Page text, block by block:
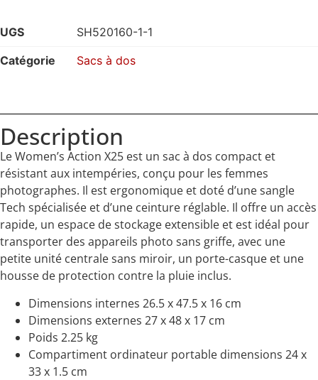
UGS
SH520160-1-1
Catégorie
Sacs à dos
Description
Le Women’s Action X25 est un sac à dos compact et
résistant aux intempéries, conçu pour les femmes
photographes. Il est ergonomique et doté d’une sangle
Tech spécialisée et d’une ceinture réglable. Il offre un accès
rapide, un espace de stockage extensible et est idéal pour
transporter des appareils photo sans griffe, avec une
petite unité centrale sans miroir, un porte-casque et une
housse de protection contre la pluie inclus.
Dimensions internes 26.5 x 47.5 x 16 cm
Dimensions externes 27 x 48 x 17 cm
Poids 2.25 kg
Compartiment ordinateur portable dimensions 24 x
33 x 1.5 cm